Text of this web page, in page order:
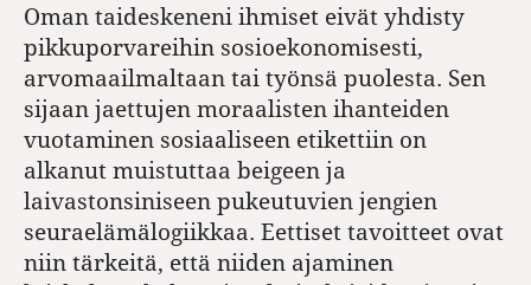
Oman taideskeneni ihmiset eivät yhdisty
pikkuporvareihin sosioekonomisesti,
arvomaailmaltaan tai työnsä puolesta. Sen
sijaan jaettujen moraalisten ihanteiden
vuotaminen sosiaaliseen etikettiin on
alkanut muistuttaa beigeen ja
laivastonsiniseen pukeutuvien jengien
seuraelämälogiikkaa. Eettiset tavoitteet ovat
niin tärkeitä, että niiden ajaminen